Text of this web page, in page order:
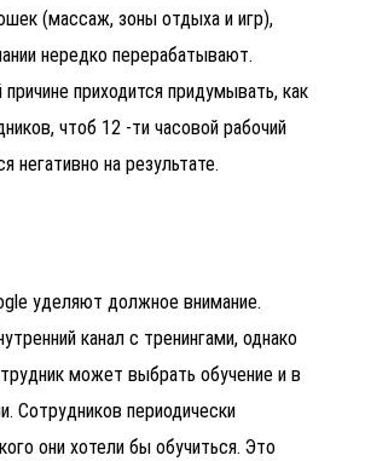
(массаж, зоны отдыха и игр),
нередко перерабатывают.
приходится придумывать, как
чтоб 12 -ти часовой рабочий
негативно на результате.
уделяют должное внимание.
канал с тренингами, однако
может выбрать обучение и в
Сотрудников периодически
они хотели бы обучиться. Это